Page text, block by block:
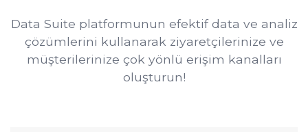
Data Suite platformunun efektif data ve analiz
çözümlerini kullanarak ziyaretçilerinize ve
müşterilerinize çok yönlü erişim kanalları
oluşturun!